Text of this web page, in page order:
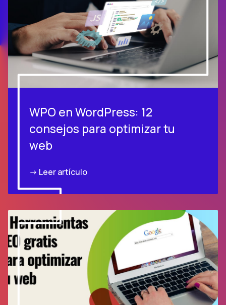
WPO en WordPress: 12
consejos para optimizar tu
web
-> Leer artículo